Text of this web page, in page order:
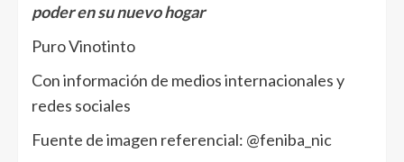
poder en su nuevo hogar
Puro Vinotinto
Con información de medios internacionales y
redes sociales
Fuente de imagen referencial: @feniba_nic